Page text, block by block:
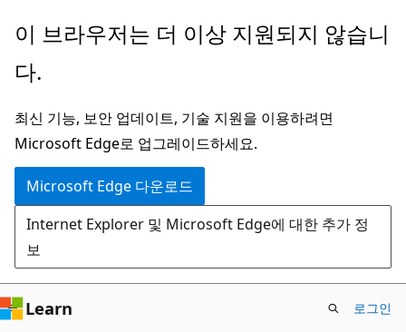
주
콘
츠
로
건
너
뛰
기
이 브라우저는 더 이상 지원되지 않습니
다.
최신 기능, 보안 업데이트, 기술 지원을 이용하려면
Microsoft Edge로 업그레이드하세요.
Microsoft Edge 다운로드
Internet Explorer 및 Microsoft Edge에 대한 추가 정
보
Learn 로그인